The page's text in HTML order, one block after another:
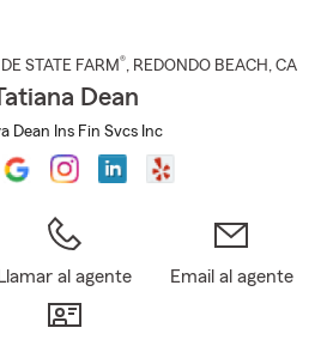
STATE FARM®, REDONDO BEACH , CA
Dean
Dean Ins Fin Svcs Inc
Llamar al agente Email al agente